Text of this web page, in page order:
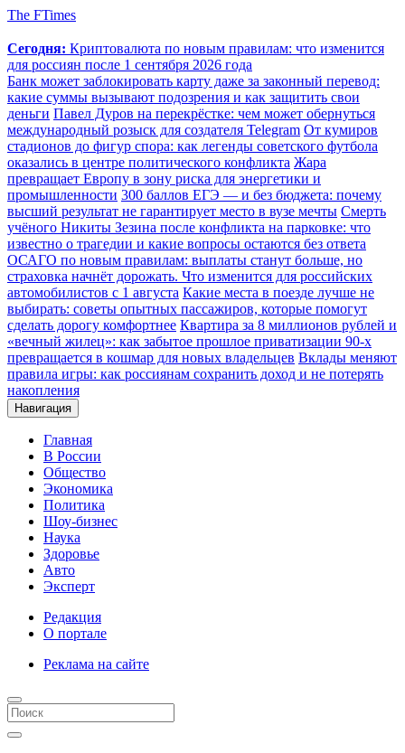
The FTimes
Сегодня: Криптовалюта по новым правилам: что изменится
для россиян после 1 сентября 2026 года
Банк может заблокировать карту даже за законный перевод:
какие суммы вызывают подозрения и как защитить свои
деньги Павел Дуров на перекрёстке: чем может обернуться
международный розыск для создателя Telegram От кумиров
стадионов до фигур спора: как легенды советского футбола
оказались в центре политического конфликта Жара
превращает Европу в зону риска для энергетики и
промышленности 300 баллов ЕГЭ — и без бюджета: почему
высший результат не гарантирует место в вузе мечты Смерть
учёного Никиты Зезина после конфликта на парковке: что
известно о трагедии и какие вопросы остаются без ответа
ОСАГО по новым правилам: выплаты станут больше, но
страховка начнёт дорожать. Что изменится для российских
автомобилистов с 1 августа Какие места в поезде лучше не
выбирать: советы опытных пассажиров, которые помогут
сделать дорогу комфортнее Квартира за 8 миллионов рублей и
«вечный жилец»: как забытое прошлое приватизации 90-х
превращается в кошмар для новых владельцев Вклады меняют
правила игры: как россиянам сохранить доход и не потерять
накопления
Навигация
Главная
В России
Общество
Экономика
Политика
Шоу-бизнес
Наука
Здоровье
Авто
Эксперт
Редакция
О портале
Реклама на сайте